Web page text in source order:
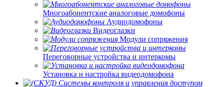
Многоабонентские аналоговые домофоны
Аудиодомофоны
Видеоглазки
Модули сопряжения
Переговорные устройства и интеркомы
Установка и настройка видеодомофона